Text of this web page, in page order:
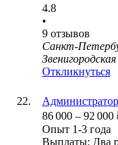
4.8
•
9 отзывов
Санкт-
Звенигородская
Откликнуться
86 000 – 92 000
Опыт 1-3 года
Выплаты: Два